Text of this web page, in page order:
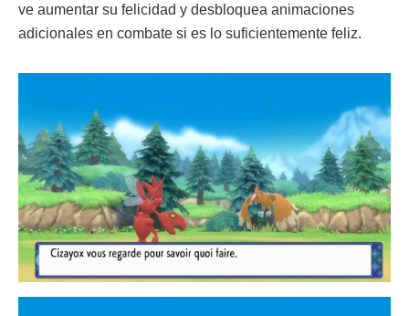
ve aumentar su felicidad y desbloquea animaciones
adicionales en combate si es lo suficientemente feliz.